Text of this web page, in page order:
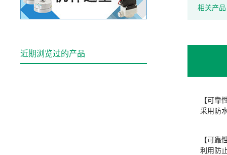
相关产品
【可靠
采用防
【可靠
利用防
近期浏览过的产品